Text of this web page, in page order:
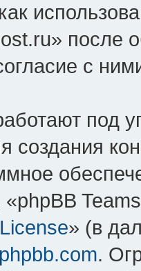
после
с
под
создания
» (в
.